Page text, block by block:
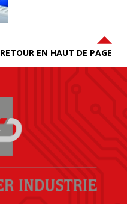
RETOUR EN HAUT DE PAGE